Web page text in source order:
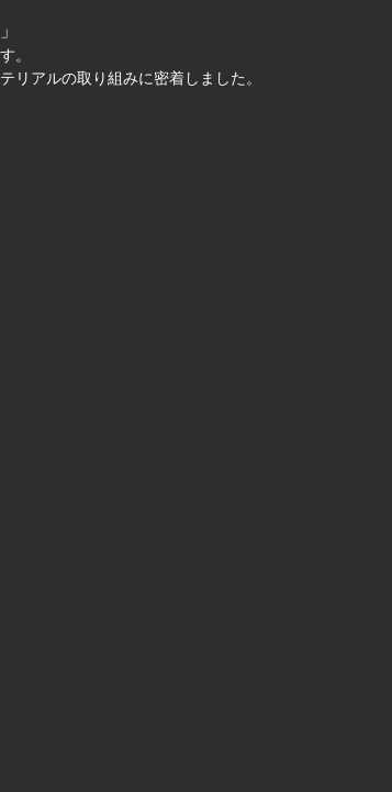
。
リアルの取り組みに密着しました。